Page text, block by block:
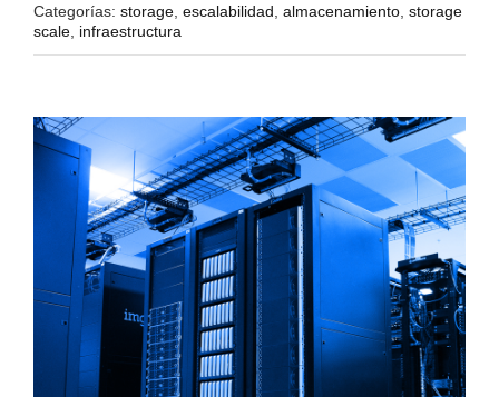
Categorías: storage escalabilidad almacenamiento storage
scale infraestructura